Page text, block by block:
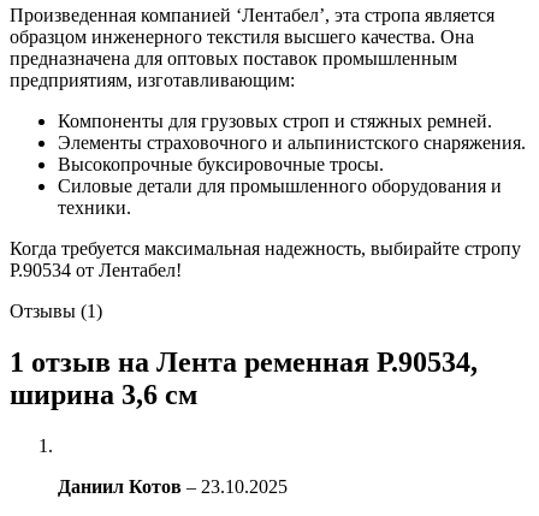
Произведенная компанией ‘Лентабел’, эта стропа является
образцом инженерного текстиля высшего качества. Она
предназначена для оптовых поставок промышленным
предприятиям, изготавливающим:
Компоненты для грузовых строп и стяжных ремней.
Элементы страховочного и альпинистского снаряжения.
Высокопрочные буксировочные тросы.
Силовые детали для промышленного оборудования и
техники.
Когда требуется максимальная надежность, выбирайте стропу
Р.90534 от Лентабел!
Отзывы (1)
1 отзыв на Лента ременная Р.90534,
ширина 3,6 см
Даниил Котов – 23.10.2025